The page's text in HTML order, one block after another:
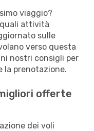
viaggio?
attività
sulle
verso questa
nostri consigli per
la prenotazione.
offerte
dei voli